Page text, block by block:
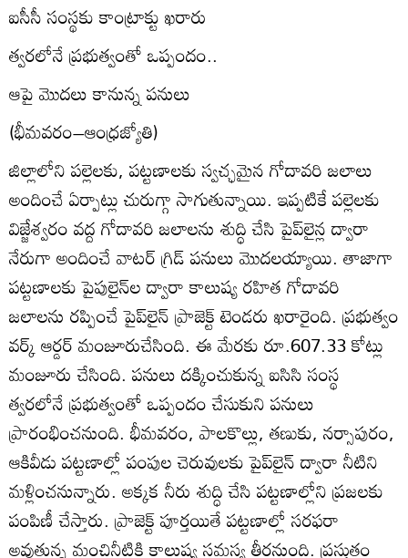
ఐసీసీ సంస్థకు కాంట్రాక్టు ఖరారు
త్వరలోనే ప్రభుత్వంతో ఒప్పందం..
ఆపై మొదలు కానున్న పనులు
(భీమవరం–ఆంధ్రజ్యోతి)
జిల్లాలోని పల్లెలకు, పట్టణాలకు స్వచ్ఛమైన గోదావరి జలాలు
అందించే ఏర్పాట్లు చురుగ్గా సాగుతున్నాయి. ఇప్పటికే పల్లెలకు
విజ్జేశ్వరం వద్ద గోదావరి జలాలను శుద్ధి చేసి పైప్‌లైన్ల ద్వారా
నేరుగా అందించే వాటర్‌ గ్రిడ్‌ పనులు మొదలయ్యాయి. తాజాగా
పట్టణాలకు పైపులైన్‌ల ద్వారా కాలుష్య రహిత గోదావరి
జలాలను రప్పించే పైప్‌లైన్‌ ప్రాజెక్ట్‌ టెండరు ఖరారైంది. ప్రభుత్వం
వర్క్‌ ఆర్డర్‌ మంజూరుచేసింది. ఈ మేరకు రూ.607.33 కోట్లు
మంజూరు చేసింది. పనులు దక్కించుకున్న ఐసిసి సంస్థ
త్వరలోనే ప్రభుత్వంతో ఒప్పందం చేసుకుని పనులు
ప్రారంభించనుంది. భీమవరం, పాలకొల్లు, తణుకు, నర్సాపురం,
ఆకివీడు పట్టణాల్లో పంపుల చెరువులకు పైప్‌లైన్‌ ద్వారా నీటిని
మళ్లించనున్నారు. అక్కక నీరు శుద్ధి చేసి పట్టణాల్లోని ప్రజలకు
పంపిణీ చేస్తారు. ప్రాజెక్ట్‌ పూర్తయితే పట్టణాల్లో సరఫరా
అవుతున్న మంచినీటికి కాలుష్య సమస్య తీరనుంది. ప్రస్తుతం